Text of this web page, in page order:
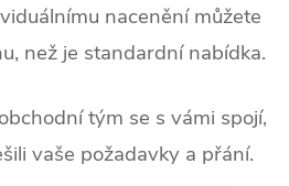
nacenění můžete
než je standardní nabídka.
tým se s vámi spojí,
vaše požadavky a přání.